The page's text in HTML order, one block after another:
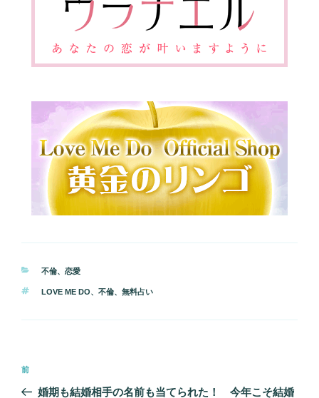
カ
ゴ
ー
不倫、 恋愛
タ
LOVE ME DO、 不倫、 無料占い
投
前
の
前
婚期も結婚相手の名前も当てられた！ 今年こそ結婚